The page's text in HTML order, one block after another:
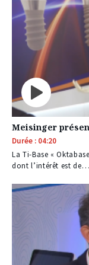
Meisinger
Durée : 04:20
La Ti-Base «
dont l’intérêt est de…